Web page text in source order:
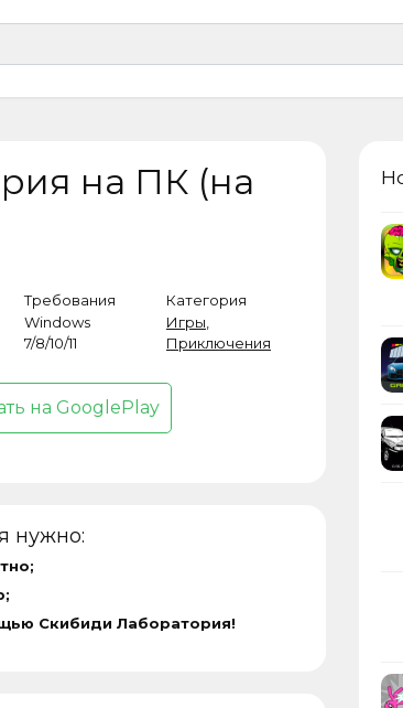
на ПК (на
Требования
Windows
7/8/10/11
Категория
Игры
Приключения
на GooglePlay
нужно:
Скибиди Лаборатория!